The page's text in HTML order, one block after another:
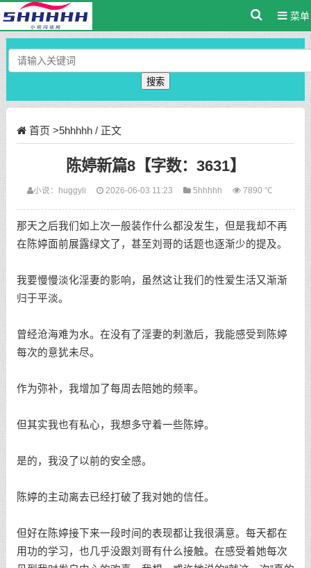
菜单
搜索
首页 >5hhhhh/ 正文
陈婷新篇8【字数：3631】
小说： huggyli 2026-06-03 11:23 5hhhhh 7890 ℃
那天之后我们如上次一般装作什么都没发生，但是我却不再
在陈婷面前展露绿文了，甚至刘哥的话题也逐渐少的提及。
我要慢慢淡化淫妻的影响，虽然这让我们的性爱生活又渐渐
归于平淡。
曾经沧海难为水。在没有了淫妻的刺激后，我能感受到陈婷
每次的意犹未尽。
作为弥补，我增加了每周去陪她的频率。
但其实我也有私心，我想多守着一些陈婷。
是的，我没了以前的安全感。
陈婷的主动离去已经打破了我对她的信任。
但好在陈婷接下来一段时间的表现都让我很满意。每天都在
用功的学习，也几乎没跟刘哥有什么接触。在感受着她每次